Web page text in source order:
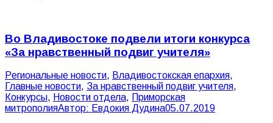
Во Владивостоке подвели итоги конкурса
«За нравственный подвиг учителя»
Pегиональные новости, Владивостокская епархия,
Главные новости, За нравственный подвиг учителя,
Конкурсы, Новости отдела, Приморская
митрополияАвтор: Евдокия Дудина05.07.2019